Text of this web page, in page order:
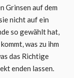
Grinsen auf dem
nicht auf ein
so gewählt hat,
was zu ihm
das Richtige
enden lassen.